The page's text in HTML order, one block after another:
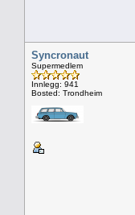
Syncronaut
Supermedlem
Innlegg: 941
Bosted: Trondheim